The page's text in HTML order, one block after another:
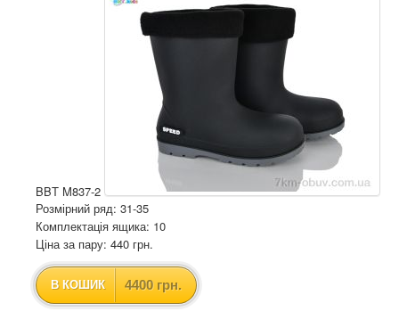
BBT M837-2
Розмірний ряд: 31-35
Комплектація ящика: 10
Ціна за пару: 440 грн.
В КОШИК 4400 грн.